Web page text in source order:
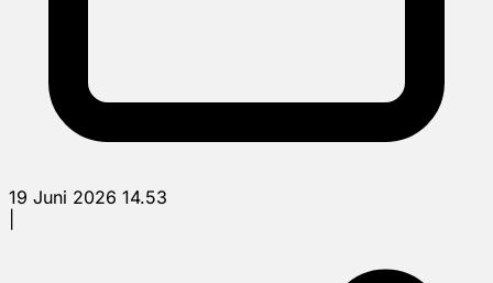
19 Juni 2026 14.53